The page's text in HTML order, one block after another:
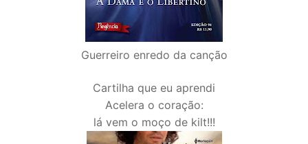
Guerreiro enredo da canção
Cartilha que eu aprendi
Acelera o coração:
lá vem o moço de kilt!!!